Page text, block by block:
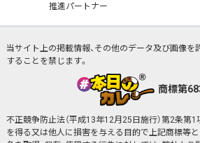
推進パートナー
当サイト上の掲載情報、その他のデータ及び画像を
することを禁じます。
商標第
不正競争防止法（平成13年12月25日施行）第2条第
を得る又は他人に損害を与える目的で上記商標等